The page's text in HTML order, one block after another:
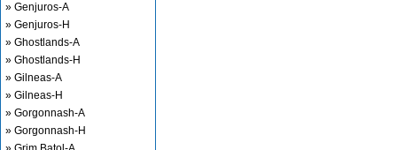
» Genjuros-A
» Genjuros-H
» Ghostlands-A
» Ghostlands-H
» Gilneas-A
» Gilneas-H
» Gorgonnash-A
» Gorgonnash-H